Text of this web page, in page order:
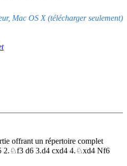
Mac OS X (télécharger seulement)
offrant un répertoire complet
2.♘f3 d6 3.d4 cxd4 4.♘xd4 Nf6